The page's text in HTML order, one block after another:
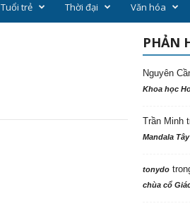
Tuổi trẻ Thời đại Văn hóa
PHẢN
Nguyên
Khoa học
Trần Minh
Mandala
tonydo
chùa cổ